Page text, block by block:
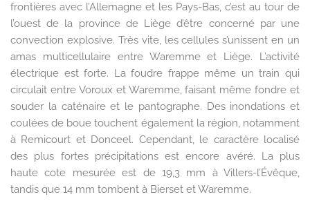
frontières avec l’Allemagne et les Pays-Bas, c’est au tour de
l’ouest de la province de Liège d’être concerné par une
convection explosive. Très vite, les cellules s’unissent en un
amas multicellulaire entre Waremme et Liège. L’activité
électrique est forte. La foudre frappe même un train qui
circulait entre Voroux et Waremme, faisant même fondre et
souder la caténaire et le pantographe. Des inondations et
coulées de boue touchent également la région, notamment
à Remicourt et Donceel. Cependant, le caractère localisé
des plus fortes précipitations est encore avéré. La plus
haute cote mesurée est de 19,3 mm à Villers-l’Évêque,
tandis que 14 mm tombent à Bierset et Waremme.